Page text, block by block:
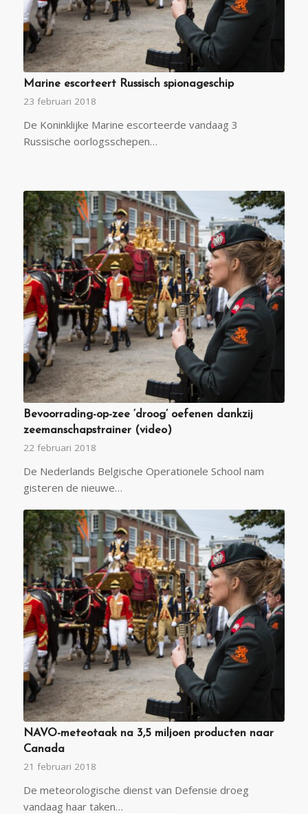
Marine escorteert Russisch spionageschip
23 februari 2018
De Koninklijke Marine escorteerde vandaag 3
Russische oorlogsschepen…
Bevoorrading-op-zee ‘droog’ oefenen dankzij
zeemanschapstrainer (video)
22 februari 2018
De Nederlands Belgische Operationele School nam
gisteren de nieuwe…
NAVO-meteotaak na 3,5 miljoen producten naar
Canada
21 februari 2018
De meteorologische dienst van Defensie droeg
vandaag haar taken…